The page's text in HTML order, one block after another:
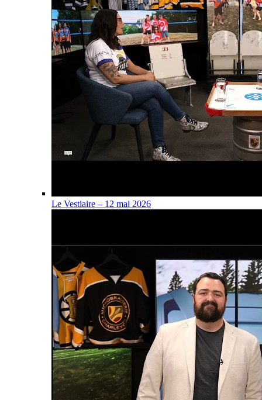
Le Vestiaire – 12 mai 2026